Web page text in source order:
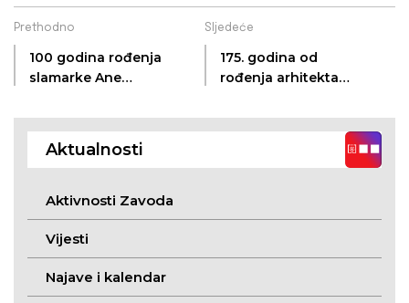
Prethodno
100 godina rođenja
slamarke Ane
18. 5. 1926. – Subotica,
Sljedeće
175. godina od
rođenja arhitekta
(Subotica, 15. 3. 1851. –
Subotica, 15. 9. 1919.)
Aktualnosti
Aktivnosti Zavoda
Vijesti
Najave i kalendar